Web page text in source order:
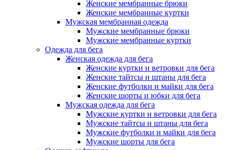
Женские мембранные брюки
Женские мембранные куртки
Мужская мембранная одежда
Мужские мембранные брюки
Мужские мембранные куртки
Одежда для бега
Женская одежда для бега
Женские куртки и ветровки для бега
Женские тайтсы и штаны для бега
Женские футболки и майки для бега
Женские шорты и юбки для бега
Мужская одежда для бега
Мужские куртки и ветровки для бега
Мужские тайтсы и штаны для бега
Мужские футболки и майки для бега
Мужские шорты для бега